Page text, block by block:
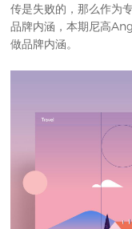
传是失败的，那么作为
品牌内涵，本期尼高
做品牌内涵。